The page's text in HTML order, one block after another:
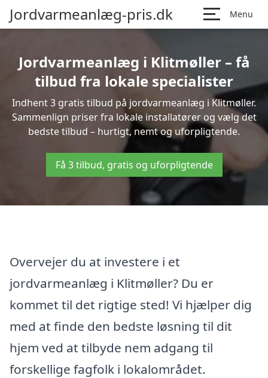
Jordvarmeanlæg-pris.dk Menu
Jordvarmeanlæg i Klitmøller – få
tilbud fra lokale specialister
Indhent 3 gratis tilbud på jordvarmeanlæg i Klitmøller.
Sammenlign priser fra lokale installatører og vælg det
bedste tilbud – hurtigt, nemt og uforpligtende.
Få 3 tilbud, gratis og uforpligtende
Overvejer du at investere i et
jordvarmeanlæg i Klitmøller? Du er
kommet til det rigtige sted! Vi hjælper dig
med at finde den bedste løsning til dit
hjem ved at tilbyde nem adgang til
forskellige fagfolk i lokalområdet.